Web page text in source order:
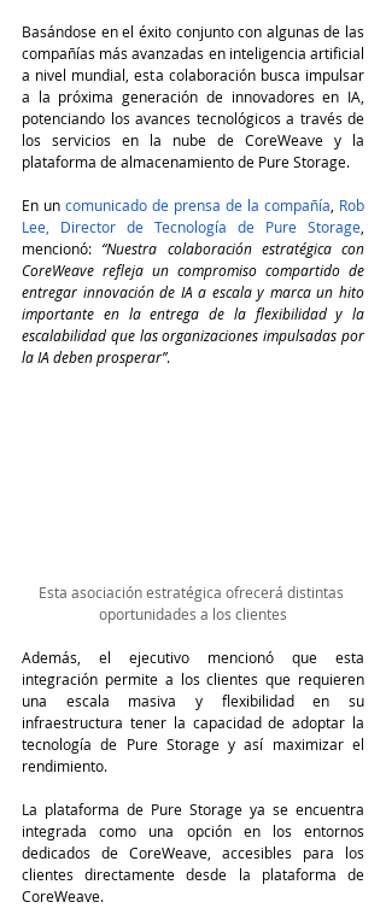
Basándose en el éxito conjunto con algunas de las
compañías más avanzadas en inteligencia artificial
a nivel mundial, esta colaboración busca impulsar
a la próxima generación de innovadores en IA,
potenciando los avances tecnológicos a través de
los servicios en la nube de CoreWeave y la
plataforma de almacenamiento de Pure Storage.
En un comunicado de prensa de la compañía, Rob
Lee, Director de Tecnología de Pure Storage,
mencionó: “Nuestra colaboración estratégica con
CoreWeave refleja un compromiso compartido de
entregar innovación de IA a escala y marca un hito
importante en la entrega de la flexibilidad y la
escalabilidad que las organizaciones impulsadas por
la IA deben prosperar”.
Esta asociación estratégica ofrecerá distintas
oportunidades a los clientes
Además, el ejecutivo mencionó que esta
integración permite a los clientes que requieren
una escala masiva y flexibilidad en su
infraestructura tener la capacidad de adoptar la
tecnología de Pure Storage y así maximizar el
rendimiento.
La plataforma de Pure Storage ya se encuentra
integrada como una opción en los entornos
dedicados de CoreWeave, accesibles para los
clientes directamente desde la plataforma de
CoreWeave.